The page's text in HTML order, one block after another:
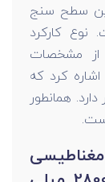
این سطح سنج
متر است. نوع کارکرد
از مشخصات
کرد که
همانطور